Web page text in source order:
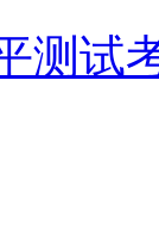
测试